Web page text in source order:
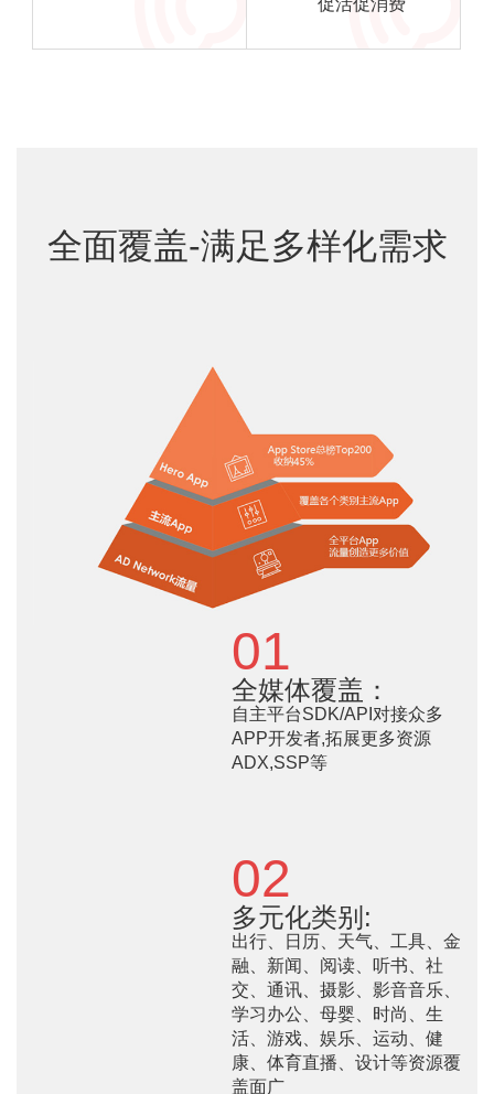
促活促消费
全面覆盖-满足多样化需求
01
全媒体覆盖：
自主平台SDK/API对接众多
APP开发者,拓展更多资源
ADX,SSP等
02
多元化类别:
出行、日历、天气、工具、金
融、新闻、阅读、听书、社
交、通讯、摄影、影音音乐、
学习办公、母婴、时尚、生
活、游戏、娱乐、运动、健
康、体育直播、设计等资源覆
盖面广